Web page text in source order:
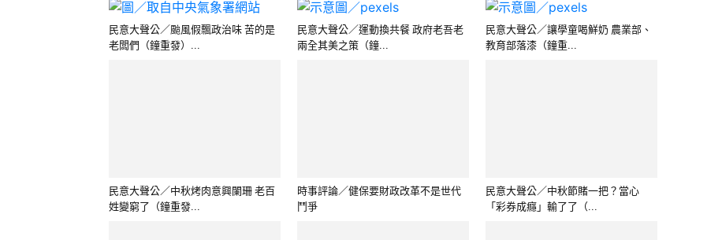
民意大聲公／颱風假飄政治味 苦的是
老闆們（鐘重發）...
民意大聲公／運動換共餐 政府老吾老
兩全其美之策（鐘...
民意大聲公／讓學童喝鮮奶 農業部、
教育部落漆（鐘重...